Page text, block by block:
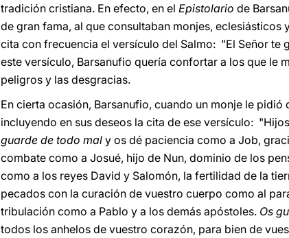
tradición cristiana. En efecto, en el Epistolario de
de gran fama, al que consultaban monjes,
cita con frecuencia el versículo del Salmo: "El Señor te
este versículo, Barsanufio quería confortar a los que le
peligros y las desgracias.
En cierta ocasión, Barsanufio, cuando un monje le
incluyendo en sus deseos la cita de ese versículo:
guarde de todo mal y os dé paciencia como a Job,
combate como a Josué, hijo de Nun, dominio de los
como a los reyes David y Salomón, la fertilidad de la
pecados con la curación de vuestro cuerpo como al
tribulación como a Pablo y a los demás apóstoles. Os
todos los anhelos de vuestro corazón, para bien de